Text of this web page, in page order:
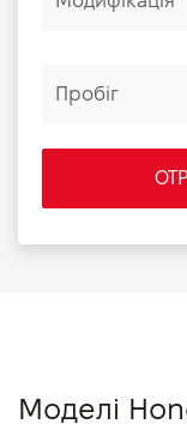
Моделі